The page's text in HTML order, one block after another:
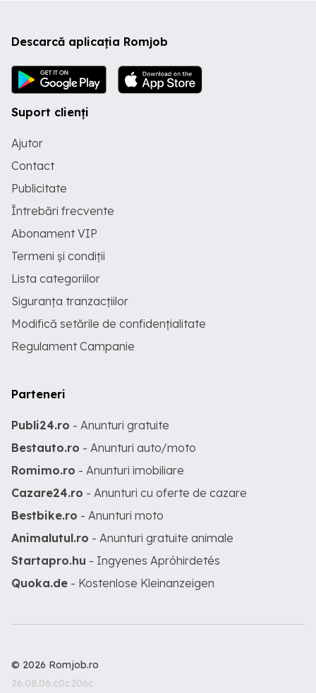
Descarcă aplicația Romjob
Suport clienți
Ajutor
Contact
Publicitate
Întrebări frecvente
Abonament VIP
Termeni și condiții
Lista categoriilor
Siguranța tranzacțiilor
Modifică setările de confidențialitate
Regulament Campanie
Parteneri
Publi24.ro - Anunturi gratuite
Bestauto.ro - Anunturi auto/moto
Romimo.ro - Anunturi imobiliare
Cazare24.ro - Anunturi cu oferte de cazare
Bestbike.ro - Anunturi moto
Animalutul.ro - Anunturi gratuite animale
Startapro.hu - Ingyenes Apróhirdetés
Quoka.de - Kostenlose Kleinanzeigen
© 2026 Romjob.ro
26.08.06.c0c206c